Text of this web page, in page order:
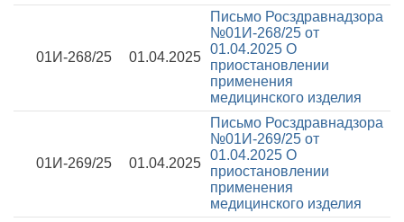
01И-268/25 01.04.2025
Письмо Росздравнадзора
№01И-268/25 от
01.04.2025 О
приостановлении
применения
медицинского изделия
01И-269/25 01.04.2025
Письмо Росздравнадзора
№01И-269/25 от
01.04.2025 О
приостановлении
применения
медицинского изделия